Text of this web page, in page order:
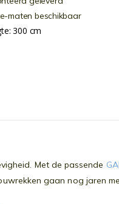
maten beschikbaar
300 cm
Met de passende
gaan nog jaren